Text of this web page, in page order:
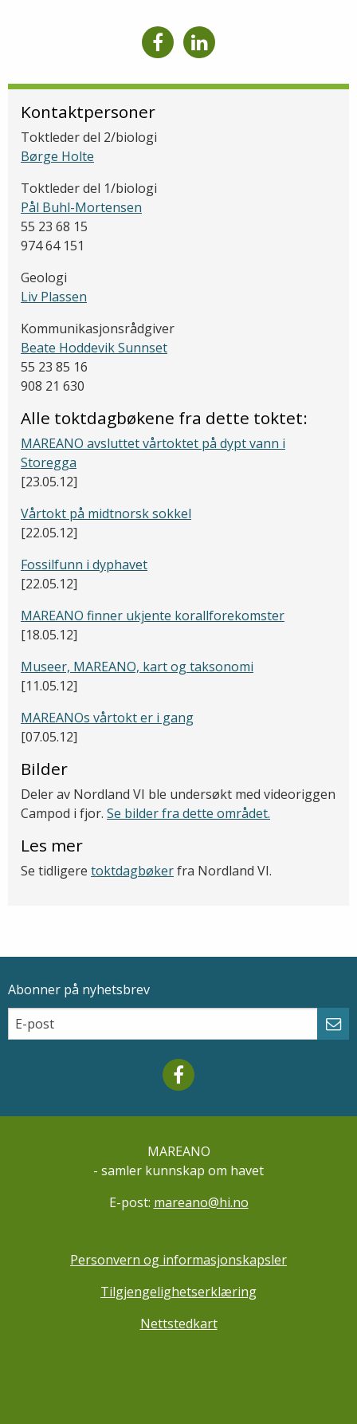
Kontaktpersoner
Toktleder del 2/biologi
Børge Holte
Toktleder del 1/biologi
Pål Buhl-Mortensen
55 23 68 15
974 64 151
Geologi
Liv Plassen
Kommunikasjonsrådgiver
Beate Hoddevik Sunnset
55 23 85 16
908 21 630
Alle toktdagbøkene fra dette toktet:
MAREANO avsluttet vårtoktet på dypt vann i
Storegga
[23.05.12]
Vårtokt på midtnorsk sokkel
[22.05.12]
Fossilfunn i dyphavet
[22.05.12]
MAREANO finner ukjente korallforekomster
[18.05.12]
Museer, MAREANO, kart og taksonomi
[11.05.12]
MAREANOs vårtokt er i gang
[07.05.12]
Bilder
Deler av Nordland VI ble undersøkt med videoriggen
Campod i fjor. Se bilder fra dette området.
Les mer
Se tidligere toktdagbøkerfra Nordland VI.
Epostadresse
Abonner på nyhetsbrev
Email
Mareano facebook
MAREANO
- samler kunnskap om havet
E-post: mareano@hi.no
Personvern og informasjonskapsler
Tilgjengelighetserklæring
Nettstedkart